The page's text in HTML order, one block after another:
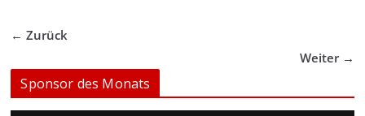
← Zurück
Weiter →
Sponsor des Monats